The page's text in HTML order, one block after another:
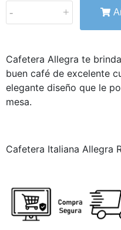
- +
Cafetera Allegra te
buen café de excelente
elegante diseño que le
mesa.
Cafetera Italiana Allegra